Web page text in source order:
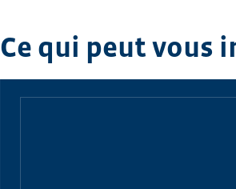
Ce qui peut vous